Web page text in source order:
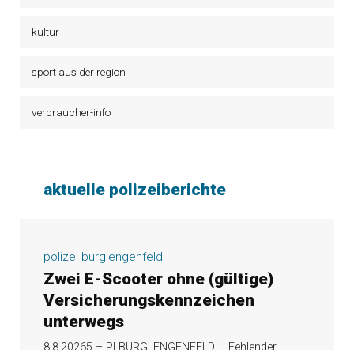
kultur
sport aus der region
verbraucher-info
aktuelle polizeiberichte
polizei burglengenfeld
Zwei E-Scooter ohne (gültige)
Versicherungskennzeichen
unterwegs
8.8.20265 – PI BURGLENGENFELD … Fehlender